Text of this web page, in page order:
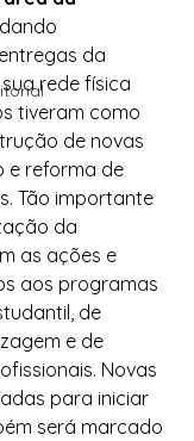
da
rede física
tiveram como
de novas
e reforma de
Tão importante
da
as ações e
aos programas
de
e de
Novas
para iniciar
será marcado